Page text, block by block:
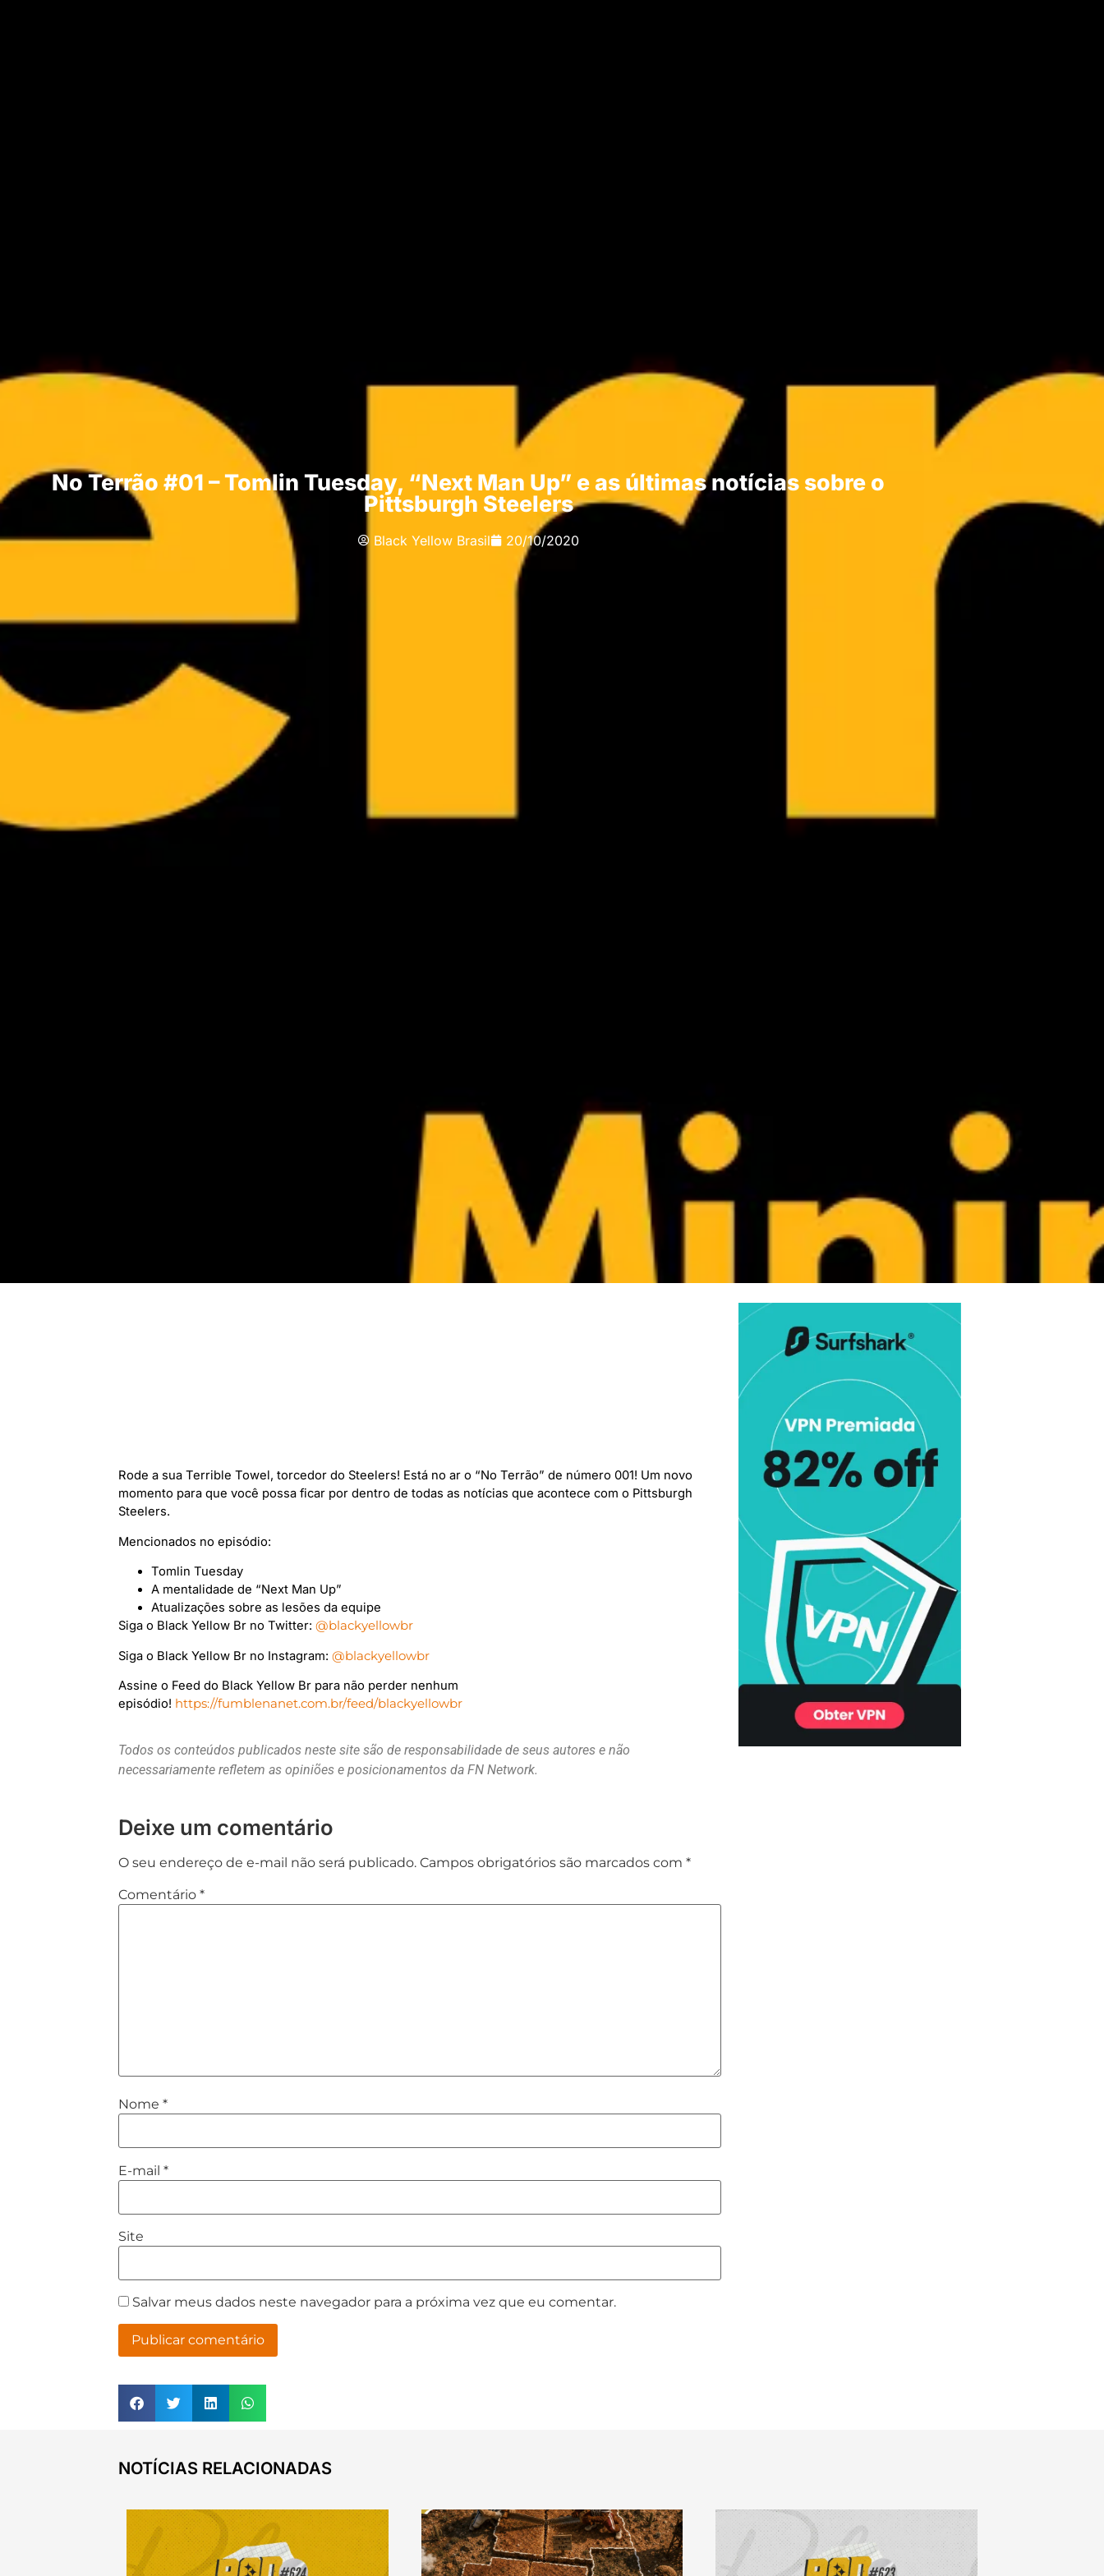
No Terrão #01 – Tomlin Tuesday, “Next Man Up” e as últimas notícias sobre o
Pittsburgh Steelers
Black Yellow Brasil 20/10/2020
Rode a sua Terrible Towel, torcedor do Steelers! Está no ar o “No Terrão” de número 001! Um novo
momento para que você possa ficar por dentro de todas as notícias que acontece com o Pittsburgh
Steelers.
Mencionados no episódio:
Tomlin Tuesday
A mentalidade de “Next Man Up”
Atualizações sobre as lesões da equipe
Siga o Black Yellow Br no Twitter:@blackyellowbr
Siga o Black Yellow Br no Instagram:@blackyellowbr
Assine o Feed do Black Yellow Br para não perder nenhum
episódio! https://fumblenanet.com.br/feed/blackyellowbr
Todos os conteúdos publicados neste site são de responsabilidade de seus autores e não
necessariamente refletem as opiniões e posicionamentos da FN Network.
Deixe um comentário
O seu endereço de e-mail não será publicado. Campos obrigatórios são marcados com*
Comentário*
Nome*
E-mail*
Site
Salvar meus dados neste navegador para a próxima vez que eu comentar.
NOTÍCIAS RELACIONADAS